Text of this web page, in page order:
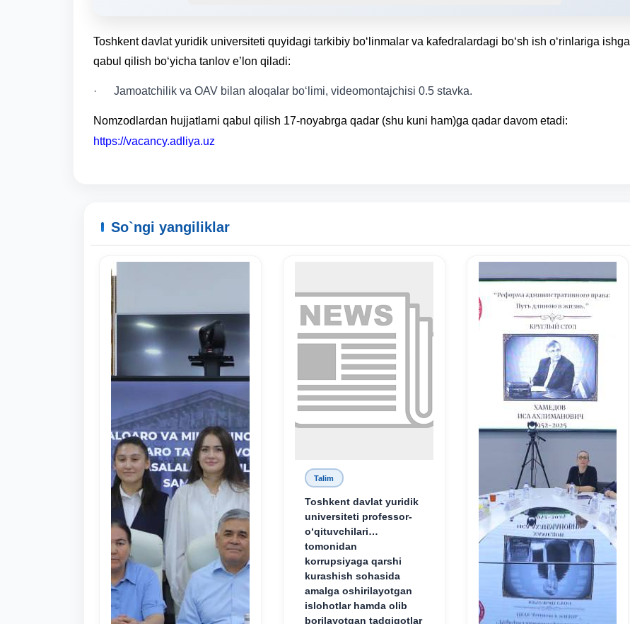
Toshkent davlat yuridik universiteti quyidagi tarkibiy bo‘linmalar va kafedralardagi bo‘sh ish o‘rinlariga ishga
qabul qilish bo‘yicha tanlov e’lon qiladi:
· Jamoatchilik va OAV bilan aloqalar bo‘limi, videomontajchisi 0.5 stavka.
Nomzodlardan hujjatlarni qabul qilish 17-noyabrga qadar (shu kuni ham)ga qadar davom etadi:
https://vacancy.adliya.uz
So`ngi yangiliklar
Talim
Toshkent davlat yuridik
universiteti professor-
o‘qituvchilari
tomonidan
korrupsiyaga qarshi
kurashish sohasida
amalga oshirilayotgan
islohotlar hamda olib
borilayotgan tadqiqotlar